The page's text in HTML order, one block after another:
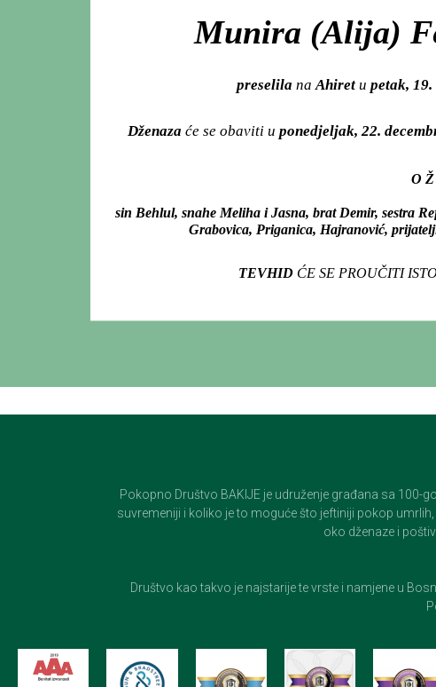
Munira (Alija)
preselila na Ahiret u petak, 19.
Dženaza će se obaviti u ponedjeljak, 22.
O
sin Behlul, snahe Meliha i Jasna, brat Demir, sestra
Grabovica, Priganica, Hajranović,
TEVHIDĆE SE PROUČITI
Pokopno Društvo BAKIJE je udruženje građana sa
suvremeniji i koliko je to moguće što jeftiniji pokop
oko dženaze i
Društvo kao takvo je najstarije te vrste i namjene u